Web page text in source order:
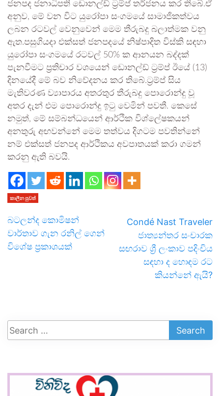
ජනපද ජනාධිපති ඩොනල්ඩ් ට්‍රම්ප් තර්ජනය කර තිබේ.ඒ
අනුව, මේ වන විට යුරෝපා සංගමයේ සාමාජිකත්වය
ලබන රටවල් වෙනුවෙන් මෙම තීරුබදු බලාත්මක වනු
ඇත.පසුගියදා එක්සත් ජනපදයේ නිෂ්පාදිත විස්කි සඳහා
යුරෝපා සංගමයේ රටවල් 50% ක ආනයන බද්දක්
පැනවීමට ප්‍රතිචාර වශයෙන් ඩොනල්ඩ් ට්‍රම්ප් ඊයේ (13)
දිනයේදී මේ බව නිවේදනය කර තිබේ.ට්‍රම්ප් සිය
මැතිවරණ ව්‍යාපාරය අතරතුර තීරුබදු පොරොන්දු වූ
අතර දැන් එම පොරොන්දු ඉටු වෙමින් පවතී. කෙසේ
නමුත්, මේ සම්බන්ධයෙන් ආර්ථික විශ්ලේෂකයන්
අනතුරු අඟවන්නේ මෙම තත්වය දිගටම පවතින්නේ
නම් එක්සත් ජනපද ආර්ථිකය අවපාතයක් කරා ගමන්
කරනු ඇති බවයි.
කාලීන පුවත්
බටලන්ද කොමිෂන්
වාර්තාව ගැන රනිල් ගෙන්
විශේෂ ප්‍රකාශයක්
Condé Nast Traveler
ජාත්‍යන්තර සංචාරක
සඟරාව ශ්‍රී ලංකාව පදිංචිය
සඳහා ද හොඳම රට
කියන්නේ ඇයි?